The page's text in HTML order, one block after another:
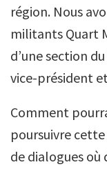
région. Nous
militants Quart
d’une section
vice-président
Comment
poursuivre
de dialogues